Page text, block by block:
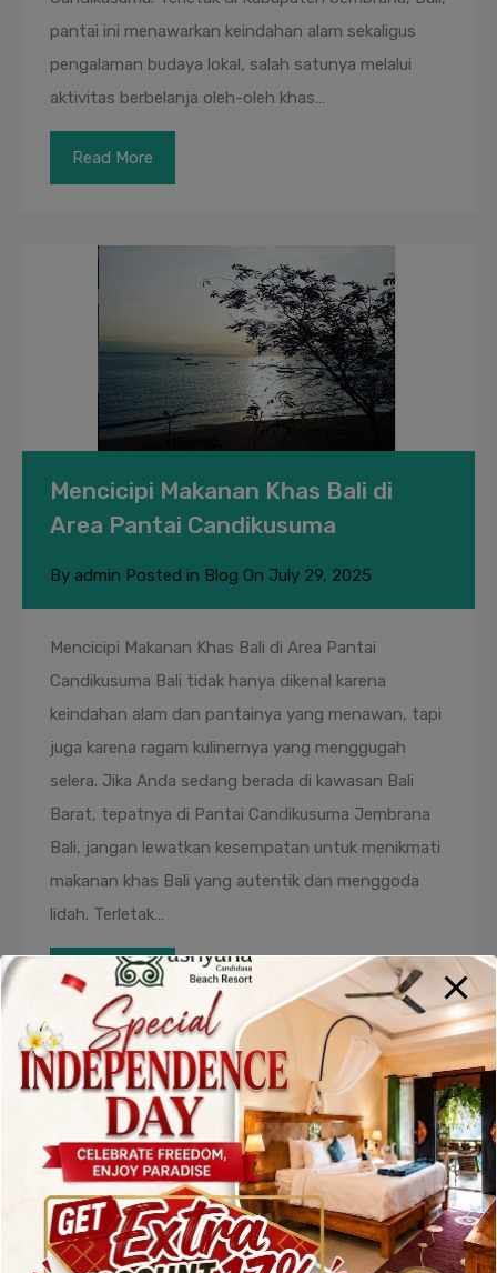
pantai ini menawarkan keindahan alam sekaligus
pengalaman budaya lokal, salah satunya melalui
aktivitas berbelanja oleh-oleh khas…
Read More
Mencicipi Makanan Khas Bali di
Area Pantai Candikusuma
By admin Posted in Blog On July 29, 2025
Mencicipi Makanan Khas Bali di Area Pantai
Candikusuma Bali tidak hanya dikenal karena
keindahan alam dan pantainya yang menawan, tapi
juga karena ragam kulinernya yang menggugah
selera. Jika Anda sedang berada di kawasan Bali
Barat, tepatnya di Pantai Candikusuma Jembrana
Bali, jangan lewatkan kesempatan untuk menikmati
makanan khas Bali yang autentik dan menggoda
lidah. Terletak…
Read More